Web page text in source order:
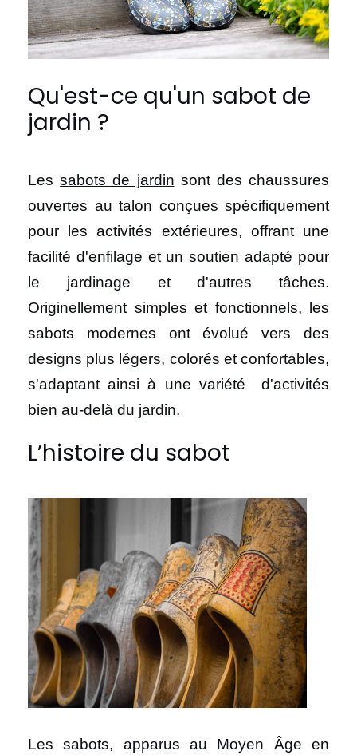
Qu'est-ce qu'un sabot de
jardin ?
Lessabots de jardin sont des chaussures
ouvertes au talon conçues spécifiquement
pour les activités extérieures, offrant une
facilité d'enfilage et un soutien adapté pour
le jardinage et d'autres tâches.
Originellement simples et fonctionnels, les
sabots modernes ont évolué vers des
designs plus légers, colorés et confortables,
s'adaptant ainsi à une variété d'activités
bien au-delà du jardin.
L’histoire du sabot
Les sabots, apparus au Moyen Âge en